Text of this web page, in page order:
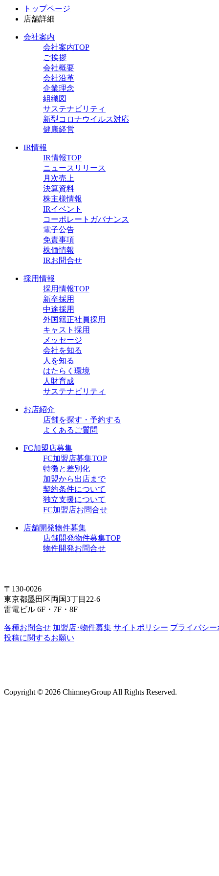
トップページ
店舗詳細
会社案内
会社案内TOP
ご挨拶
会社概要
会社沿革
企業理念
組織図
サステナビリティ
新型コロナウイルス対応
健康経営
IR情報
IR情報TOP
ニュースリリース
月次売上
決算資料
株主様情報
IRイベント
コーポレートガバナンス
電子公告
免責事項
株価情報
IRお問合せ
採用情報
採用情報TOP
新卒採用
中途採用
外国籍正社員採用
キャスト採用
メッセージ
会社を知る
人を知る
はたらく環境
人財育成
サステナビリティ
お店紹介
店舗を探す・予約する
よくあるご質問
FC加盟店募集
FC加盟店募集TOP
特徴と差別化
加盟から出店まで
契約条件について
独立支援について
FC加盟店お問合せ
店舗開発物件募集
店舗開発物件募集TOP
物件開発お問合せ
〒130-0026
東京都墨田区両国3丁目22-6
雷電ビル 6F・7F・8F
各種お問合せ 加盟店･物件募集 サイトポリシー プライバシ
投稿に関するお願い
Copyright © 2026 ChimneyGroup All Rights Reserved.